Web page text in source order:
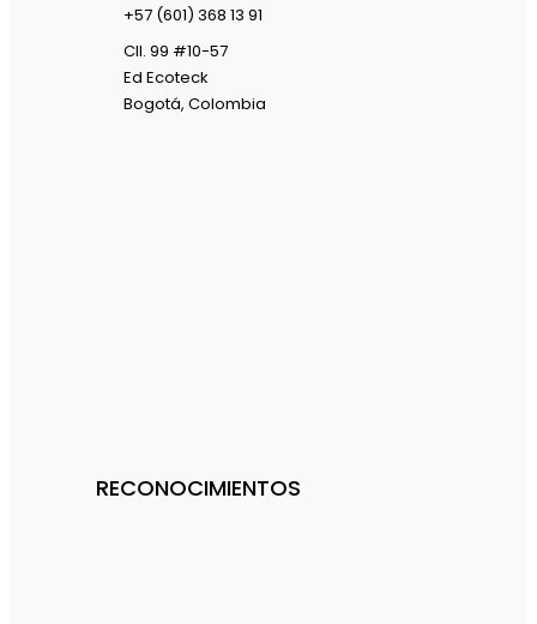
+57 (601) 368 13 91
Cll. 99 #10-57
Ed Ecoteck
Bogotá, Colombia
RECONOCIMIENTOS